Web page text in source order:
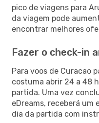
pico de viagens para
da viagem pode
encontrar melhores
Fazer o check-in
Para voos de Curacao
costuma abrir 24 a 48
partida. Uma vez
eDreams, receberá um
dia da partida com